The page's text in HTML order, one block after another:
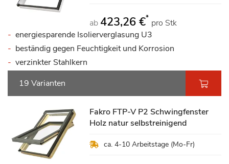
ab 423,26 €* pro Stk
energiesparende Isolierverglasung U3
beständig gegen Feuchtigkeit und Korrosion
verzinkter Stahlkern
19 Varianten
Fakro FTP-V P2 Schwingfenster
Holz natur selbstreinigend
ca. 4-10 Arbeitstage (Mo-Fr)